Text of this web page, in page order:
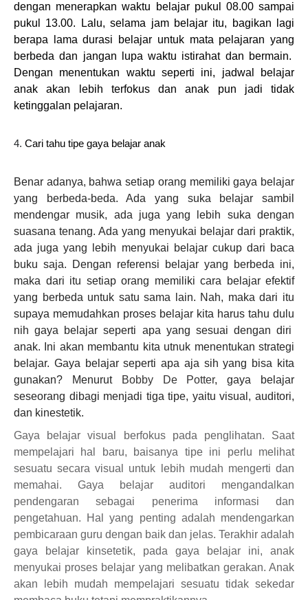
dengan menerapkan waktu belajar pukul 08.00 sampai
pukul 13.00. Lalu, selama jam belajar itu, bagikan lagi
berapa lama durasi belajar untuk mata pelajaran yang
berbeda dan jangan lupa waktu istirahat dan bermain.
Dengan menentukan waktu seperti ini, jadwal belajar
anak akan lebih terfokus dan anak pun jadi tidak
ketinggalan pelajaran.
4. Cari tahu tipe gaya belajar anak
Benar adanya, bahwa setiap orang memiliki gaya belajar
yang berbeda-beda. Ada yang suka belajar sambil
mendengar musik, ada juga yang lebih suka dengan
suasana tenang. Ada yang menyukai belajar dari praktik,
ada juga yang lebih menyukai belajar cukup dari baca
buku saja. Dengan referensi belajar yang berbeda ini,
maka dari itu setiap orang memiliki cara belajar efektif
yang berbeda untuk satu sama lain. Nah, maka dari itu
supaya memudahkan proses belajar kita harus tahu dulu
nih gaya belajar seperti apa yang sesuai dengan diri
anak. Ini akan membantu kita utnuk menentukan strategi
belajar. Gaya belajar seperti apa aja sih yang bisa kita
gunakan? Menurut
Bobby De Potter, gaya belajar
seseorang dibagi menjadi tiga tipe, yaitu visual, auditori,
dan kinestetik.
Gaya belajar visual berfokus pada penglihatan. Saat
mempelajari hal baru, baisanya tipe ini perlu melihat
sesuatu secara visual untuk lebih mudah mengerti dan
memahai. Gaya belajar auditori mengandalkan
pendengaran sebagai penerima informasi dan
pengetahuan. Hal yang penting adalah mendengarkan
pembicaraan guru dengan baik dan jelas. Terakhir adalah
gaya belajar kinsetetik, pada gaya belajar ini, anak
menyukai proses belajar yang melibatkan gerakan. Anak
akan lebih mudah mempelajari sesuatu tidak sekedar